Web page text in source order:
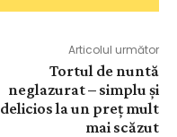
Articolul următor
Tortul de nuntă
neglazurat – simplu și
delicios la un preț mult
mai scăzut